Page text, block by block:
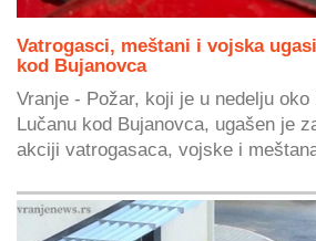
Vatrogasci, meštani i vojska
kod Bujanovca
Vranje - Požar, koji je u nedelju
Lučanu kod Bujanovca, ugašen je
akciji vatrogasaca, vojske i